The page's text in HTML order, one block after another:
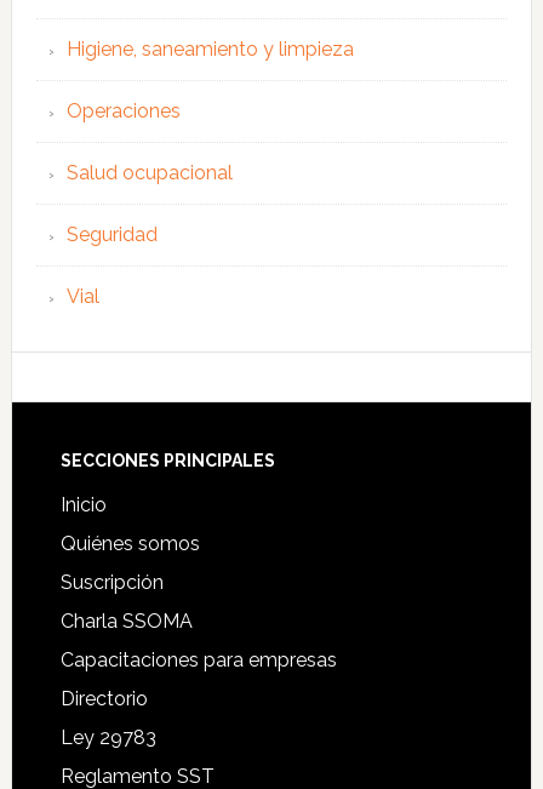
Higiene, saneamiento y limpieza
Operaciones
Salud ocupacional
Seguridad
Vial
Footer
SECCIONES PRINCIPALES
Inicio
Quiénes somos
Suscripción
Charla SSOMA
Capacitaciones para empresas
Directorio
Ley 29783
Reglamento SST